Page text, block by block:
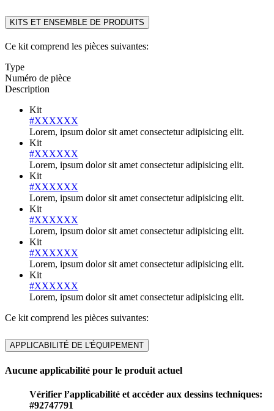
KITS ET ENSEMBLE DE PRODUITS
Ce kit comprend les pièces suivantes:
Type
Numéro de pièce
Description
Kit
#XXXXXX
Lorem, ipsum dolor sit amet consectetur adipisicing elit.
Kit
#XXXXXX
Lorem, ipsum dolor sit amet consectetur adipisicing elit.
Kit
#XXXXXX
Lorem, ipsum dolor sit amet consectetur adipisicing elit.
Kit
#XXXXXX
Lorem, ipsum dolor sit amet consectetur adipisicing elit.
Kit
#XXXXXX
Lorem, ipsum dolor sit amet consectetur adipisicing elit.
Kit
#XXXXXX
Lorem, ipsum dolor sit amet consectetur adipisicing elit.
Ce kit comprend les pièces suivantes:
APPLICABILITÉ DE L'ÉQUIPEMENT
Aucune applicabilité pour le produit actuel
Vérifier l’applicabilité et accéder aux dessins techniques:
#92747791